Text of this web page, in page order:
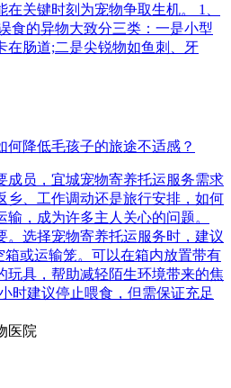
关键时刻为宠物争取生机。 1、
食的异物大致分三类：一是小型
在肠道;二是尖锐物如鱼刺、牙
何降低毛孩子的旅途不适感？
成员，宜城宠物寄养托运服务需求
乡、工作调动还是旅行安排，如何
，成为许多主人关心的问题。
。选择宠物寄养托运服务时，建议
箱或运输笼。可以在箱内放置带有
玩具，帮助减轻陌生环境带来的焦
时建议停止喂食，但需保证充足